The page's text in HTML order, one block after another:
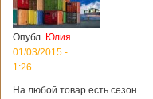
Опубл. Юлия
01/03/2015 -
1:26
На любой товар есть сезон